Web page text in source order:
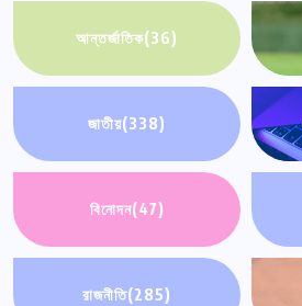
আন্তর্জাতিক(36)
জাতীয়(338)
বিনোদন(47)
রাজনীতি(285)